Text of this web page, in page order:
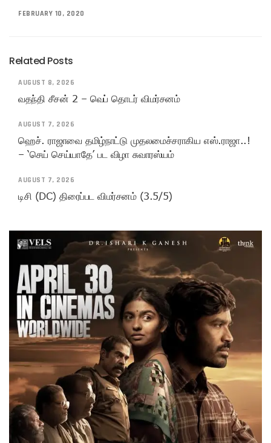
FEBRUARY 10, 2020
Related Posts
AUGUST 8, 2026
வதந்தி சீசன் 2 – வெப் தொடர் விமர்சனம்
AUGUST 7, 2026
ஹெச். ராஜாவை தமிழ்நாட்டு முதலமைச்சராகிய எஸ்.ராஜா..!
– ‘செய் செய்யாதே’ பட விழா சுவாரஸ்யம்
AUGUST 7, 2026
டிசி (DC) திரைப்பட விமர்சனம் (3.5/5)